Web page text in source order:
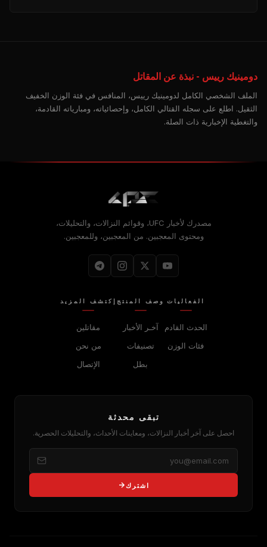
دومينيك رييس - نبذة عن المقاتل
الملف الشخصي الكامل لدومينيك رييس، المنافس في فئة الوزن الخفيف
الثقيل. اطلع على سجله القتالي الكامل، وإحصائياته، ومبارياته القادمة،
والتغطية الإخبارية ذات الصلة.
مصدرك لأخبار UFC، وقوائم النزالات، والتحليلات،
ومحتوى المعجبين. من المعجبين، وللمعجبين.
الفعاليات
الحدث القادم
فئات الوزن
وصف المنتج
آخـر الأخبار
تصنيفات
بطل
إكتشف المزيد
مقاتلين
من نحن
الإتصال
تبقى محدثة
احصل على آخر أخبار النزالات، ومعاينات الأحداث، والتحليلات الحصرية.
اشترك